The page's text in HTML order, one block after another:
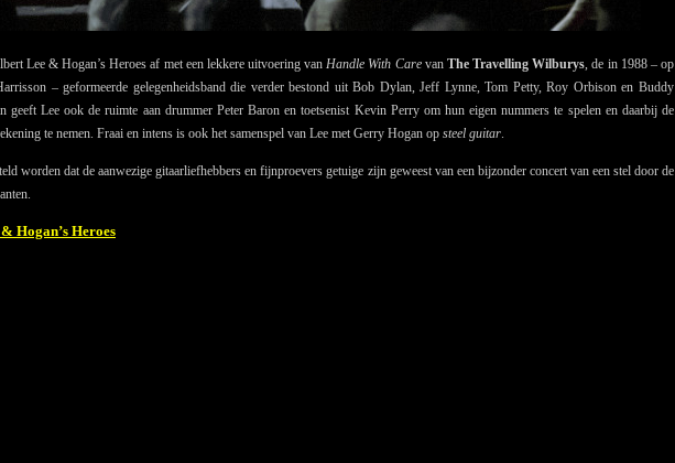
Lee & Hogan’s Heroes af met een lekkere uitvoering vanHandle With Carevan The Travelling Wilburys, de in 1988 – op
– geformeerde gelegenheidsband die verder bestond uit Bob Dylan, Jeff Lynne, Tom Petty, Roy Orbison en Buddy
geeft Lee ook de ruimte aan drummer Peter Baron en toetsenist Kevin Perry om hun eigen nummers te spelen en daarbij de
te nemen. Fraai en intens is ook het samenspel van Lee met Gerry Hogan op steel guitar.
worden dat de aanwezige gitaarliefhebbers en fijnproevers getuige zijn geweest van een bijzonder concert van een stel door de
Hogan’s Heroes